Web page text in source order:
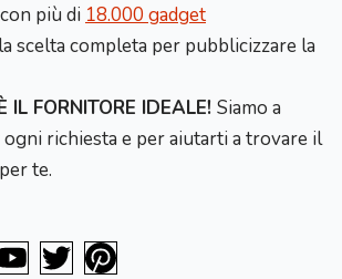
più di 18.000 gadget
scelta completa per pubblicizzare la
IL FORNITORE IDEALE! Siamo a
richiesta e per aiutarti a trovare il
te.